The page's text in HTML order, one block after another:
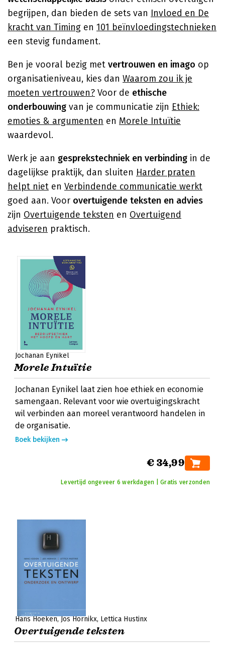
begrijpen, dan bieden de sets van Invloed en De
kracht van Timing en 101 beïnvloedingstechnieken
een stevig fundament.
Ben je vooral bezig met vertrouwen en imago op
organisatieniveau, kies dan Waarom zou ik je
moeten vertrouwen? Voor de ethische
onderbouwing van je communicatie zijn Ethiek:
emoties & argumenten en Morele Intuïtie
waardevol.
Werk je aan gesprekstechniek en verbinding in de
dagelijkse praktijk, dan sluiten Harder praten
helpt niet en Verbindende communicatie werkt
goed aan. Voor overtuigende teksten en advies
zijn Overtuigende teksten en Overtuigend
adviseren praktisch.
Jochanan Eynikel
Morele Intuïtie
Jochanan Eynikel laat zien hoe ethiek en economie
samengaan. Relevant voor wie overtuigingskracht
wil verbinden aan moreel verantwoord handelen in
de organisatie.
Boek bekijken
€ 34,99
Levertijd ongeveer 6 werkdagen | Gratis verzonden
Hans Hoeken Jos Hornikx Lettica Hustinx
Overtuigende teksten